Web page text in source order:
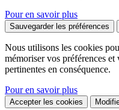
Pour en savoir plus
Sauvegarder les préférences
Nous utilisons les cookies
mémoriser vos préférences
pertinentes en conséquence.
Pour en savoir plus
Accepter les cookies